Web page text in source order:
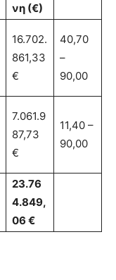
νη (€)
16.702.
861,33
€
40,70
–
90,00
7.061.9
87,73
€
11,40 –
90,00
23.76
4.849,
06 €